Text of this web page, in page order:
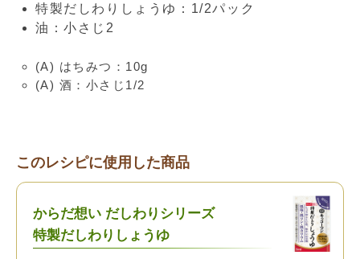
特製だしわりしょうゆ：1/2パック
油：小さじ2
(A) はちみつ：10g
(A) 酒：小さじ1/2
このレシピに使用した商品
からだ想い だしわりシリーズ
特製だしわりしょうゆ